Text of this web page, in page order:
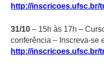
http://inscricoes.ufsc.br/
31/10 – 15h às 17h –
conferência – Inscreva-se
http://inscricoes.ufsc.br/